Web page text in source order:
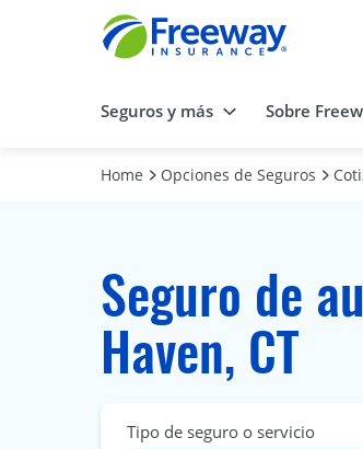
Seguros y más Sobre
Home Opciones de Seguros
Seguro de
Haven, CT
Tipo de seguro o servicio